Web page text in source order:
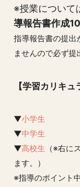
※授業について
導報告書作成
指導報告書の提出
ませんので必ず提
【学習カリキュ
▼小学生
▼中学生
▼高校生 （※右に
ます。）
※指導のポイント